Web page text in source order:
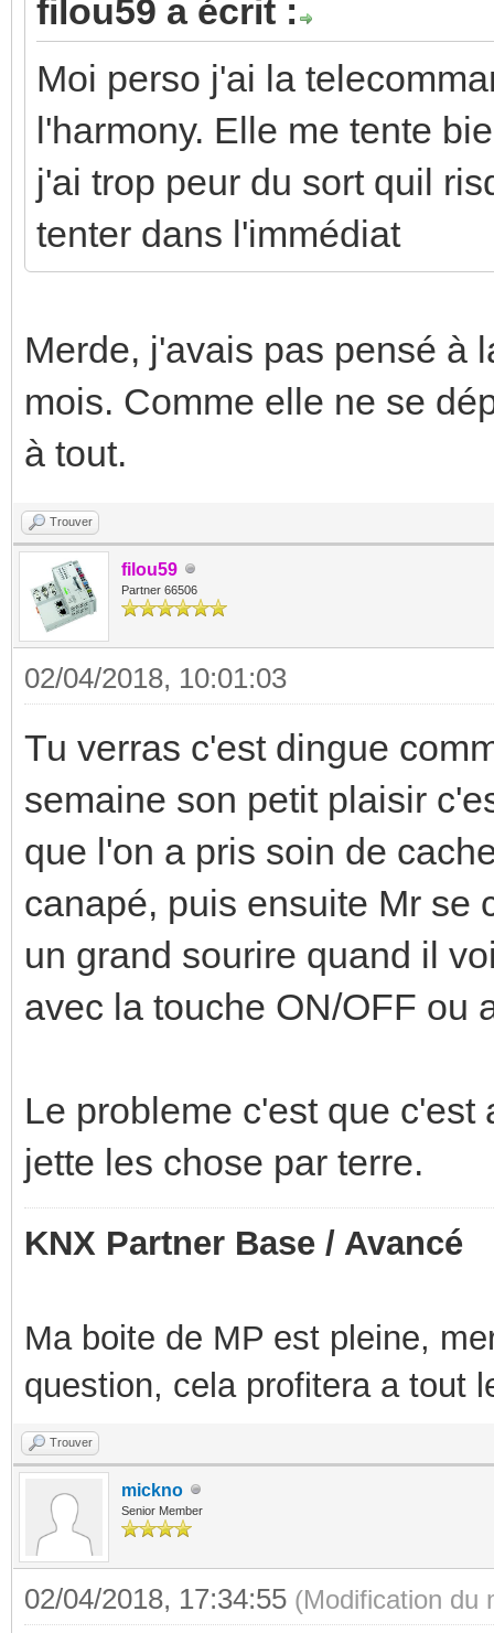
filou59 a écrit :
Moi perso j'ai la
l'harmony. Elle me tente
j'ai trop peur du sort quil
tenter dans l'immédiat
Merde, j'avais pas pensé à
mois. Comme elle ne se
à tout.
Trouver
filou59
Partner 66506
02/04/2018, 10:01:03
Tu verras c'est dingue
semaine son petit plaisir
que l'on a pris soin de
canapé, puis ensuite Mr se
un grand sourire quand il
avec la touche ON/OFF ou
Le probleme c'est que
jette les chose par terre.
KNX Partner Base / Avancé
Ma boite de MP est pleine,
question, cela profitera a tout
Trouver
mickno
Senior Member
02/04/2018, 17:34:55 (Modification du